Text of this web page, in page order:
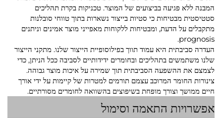
המבנה ללא פגיעה בביצועים של המוצר. טכניקות בקרת תהליכים
סטטיסטית מבטיחות כי סטיות בייצור נשארות בתוך טווחי סובלנות
מתקבלים על הדעת, ומבטיחות ללקוחות מאפייני מוצר אמינים וניתנים
prognosis.
העדרה סביבתית היא עמוד תווך בפילוסופיית הייצור שלנו. מתקני הייצור
שלנו משתמשים בתהליכים ובחומרים ידידותיים לסביבה ככל הניתן, כדי
לצמצם את ההשפעה הסביבתית תוך שמירה על איכות מוצר גבוהה.
צינורות החומר המרוכב עצמם תורמים למטרות של קיימות על ידי אורך
חיים ממושך וצורך מופחת בשיפוצים בהשוואה לחומרים מסורתיים.
אפשרויות התאמה וסימול